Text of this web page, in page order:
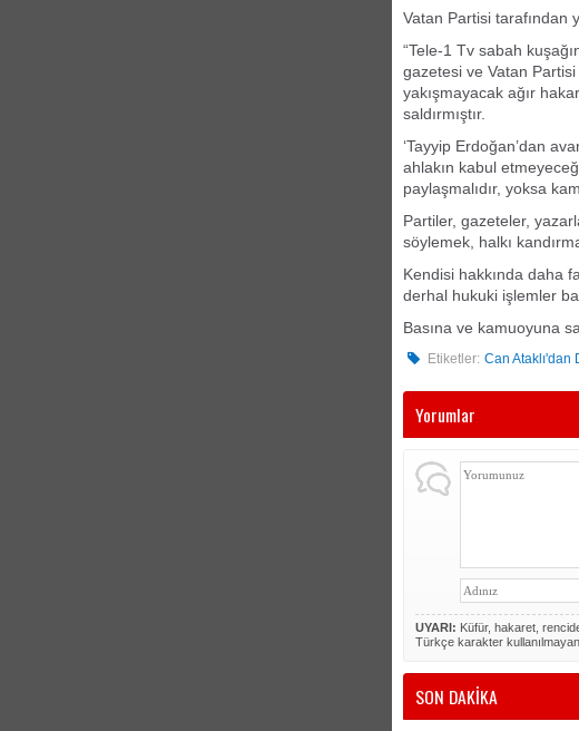
Vatan Partisi tarafından
“Tele-1 Tv sabah
gazetesi ve Vatan Partisi
yakışmayacak ağır
saldırmıştır.
‘Tayyip Erdoğan’dan
ahlakın kabul
paylaşmalıdır, yoksa
Partiler, gazeteler,
söylemek, halkı
Kendisi hakkında daha
derhal hukuki işlemler
Basına ve kamuoyuna
Etiketler: Can Ataklı'dan
Yorumlar
UYARI: Küfür, hakaret,
Türkçe karakter
SON DAKİKA